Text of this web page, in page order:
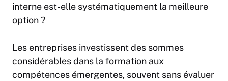
interne est-elle systématiquement la meilleure
option ?
Les entreprises investissent des sommes
considérables dans la formation aux
compétences émergentes, souvent sans évaluer